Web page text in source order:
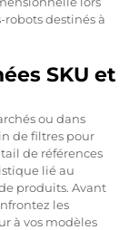
robots destinés à
SKU et
ou dans
de filtres pour
de références
lié au
produits. Avant
les
à vos modèles